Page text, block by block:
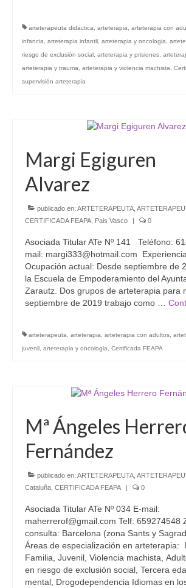
arteterapeuta didactica arteterapia arteterapia con
infancia
arteterapia infantil arteterapia y oncologia
riesgo de exclusión social arteterapia y prisiones
arteterapia y trauma
arteterapia y violencia machista
supervisión arteterapia
Margi Egiguren
Alvarez
publicado en: ARTETERAPEUTA
CERTIFICADA FEAPA Pais Vasco | 0
Asociada Titular ATe Nº 141 Teléfono:
mail: margi333@hotmail.com
Ocupación actual: Desde septiembre de
la Escuela de Empoderamiento del
Zarautz. Dos grupos de arteterapia para
septiembre de 2019 trabajo como …
arteterapeuta arteterapia arteterapia con adultos
juvenil arteterapia y oncologia Certificada FEAPA
Mª Ángeles
Fernández
publicado en: ARTETERAPEUTA
Cataluña CERTIFICADA FEAPA 0
Asociada Titular ATe Nº 034 E-mail:
maherrerof@gmail.com Telf: 659274548
consulta: Barcelona (zona Sants y
Áreas de especialización en arteterapia:
Familia, Juvenil, Violencia machista,
en riesgo de exclusión social, Tercera
mental, Drogodependencia Idiomas en